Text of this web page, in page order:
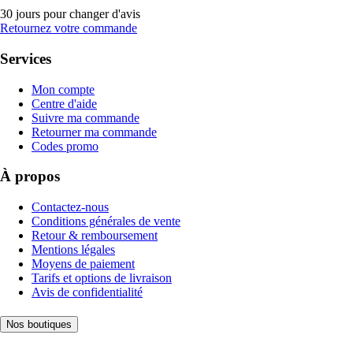
30 jours pour changer d'avis
Retournez votre commande
Services
Mon compte
Centre d'aide
Suivre ma commande
Retourner ma commande
Codes promo
À propos
Contactez-nous
Conditions générales de vente
Retour & remboursement
Mentions légales
Moyens de paiement
Tarifs et options de livraison
Avis de confidentialité
Nos boutiques